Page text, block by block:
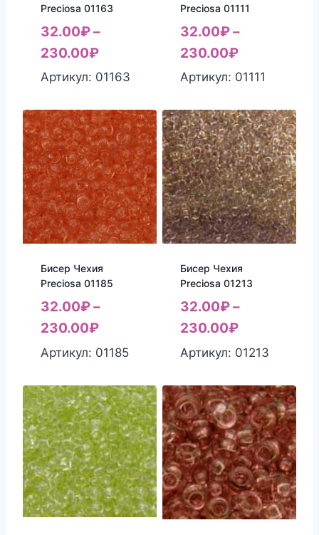
Preciosa 01163
32.00₽–
230.00₽
Артикул: 01163
Preciosa 01111
32.00₽–
230.00₽
Артикул: 01111
Бисер Чехия
Preciosa 01185
32.00₽–
230.00₽
Артикул: 01185
Бисер Чехия
Preciosa 01213
32.00₽–
230.00₽
Артикул: 01213